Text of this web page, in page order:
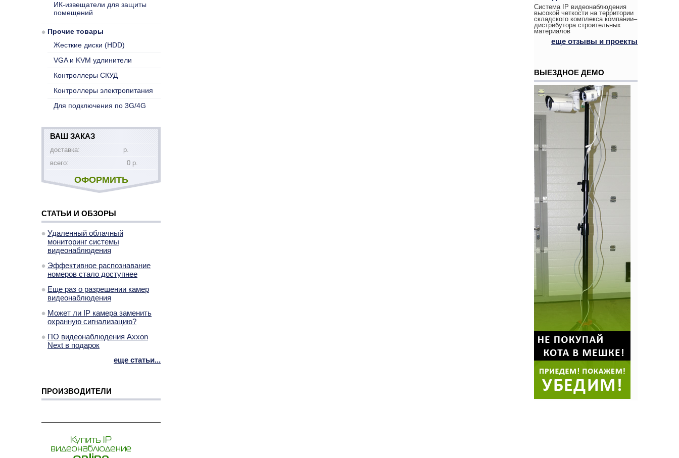
ИК-извещатели для защиты
помещений
Прочие товары
Жесткие диски (HDD)
VGA и KVM удлинители
Контроллеры СКУД
Контроллеры электропитания
Для подключения по 3G/4G
ВАШ ЗАКАЗ
доставка:
р.
всего:
0 р.
ОФОРМИТЬ
СТАТЬИ И ОБЗОРЫ
Удаленный облачный
мониторинг системы
видеонаблюдения
Эффективное распознавание
номеров стало доступнее
Еще раз о разрешении камер
видеонаблюдения
Может ли IP камера заменить
охранную сигнализацию?
ПО видеонаблюдения Axxon
Next в подарок
еще статьи...
ПРОИЗВОДИТЕЛИ
Система IP видеонаблюдения
высокой четкости на территории
складского комплекса компании–
дистрибутора строительных
материалов
еще отзывы и проекты
ВЫЕЗДНОЕ ДЕМО